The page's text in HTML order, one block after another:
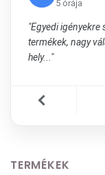
5 órája
"Egyedi
termékek, nagy
hely..."
TERMÉKEK